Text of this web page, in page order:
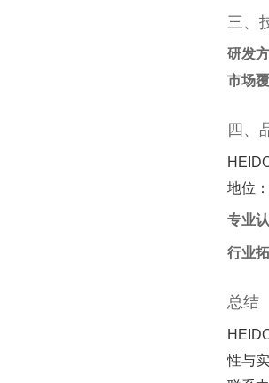
三、
研发
市场
四、
地位：
专业
行业
总结
性与